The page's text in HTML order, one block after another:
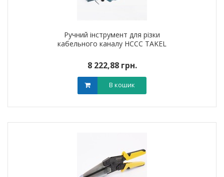
Ручний інструмент для різки
кабельного каналу HCCC TAKEL
8 222,88 грн.
В кошик